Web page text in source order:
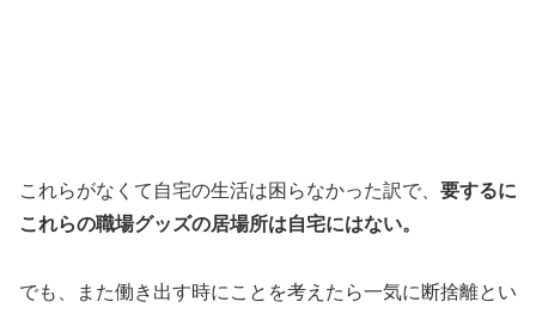
これらがなくて自宅の生活は困らなかった訳で、 要するに
これらの職場グッズの居場所は自宅にはない。
でも、また働き出す時にことを考えたら一気に断捨離とい